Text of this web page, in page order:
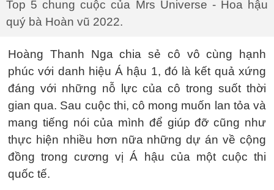
Top 5 chung cuộc của Mrs Universe - Hoa hậu
quý bà Hoàn vũ 2022.
Hoàng Thanh Nga chia sẻ cô vô cùng hạnh
phúc với danh hiệu Á hậu 1, đó là kết quả xứng
đáng với những nỗ lực của cô trong suốt thời
gian qua. Sau cuộc thi, cô mong muốn lan tỏa và
mang tiếng nói của mình để giúp đỡ cũng như
thực hiện nhiều hơn nữa những dự án về cộng
đồng trong cương vị Á hậu của một cuộc thi
quốc tế.